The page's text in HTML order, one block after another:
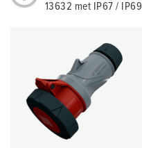
13632 met IP67 / IP69